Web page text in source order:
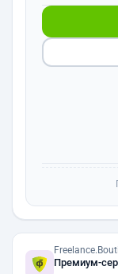
Премиум-